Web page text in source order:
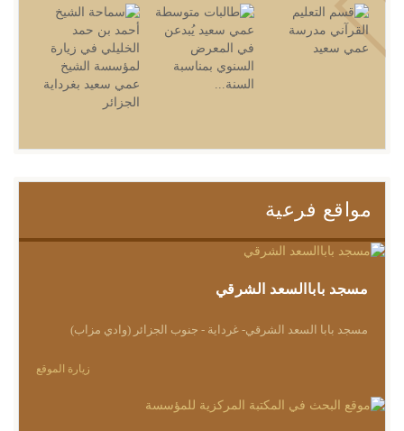
مواقع فرعية
مسجد باباالسعد الشرقي
مسجد بابا السعد الشرقي- غرداية - جنوب الجزائر (وادي مزاب)
زيارة الموقع